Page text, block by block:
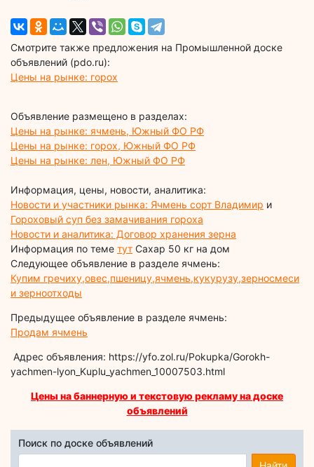
Смотрите также предложения на Промышленной доске
объявлений (pdo.ru):
Цены на рынке: горох
Объявление размещено в разделах:
Цены на рынке: ячмень, Южный ФО РФ
Цены на рынке: горох, Южный ФО РФ
Цены на рынке: лен, Южный ФО РФ
Информация, цены, новости, аналитика:
Новости и участники рынка: Ячмень сорт Владимир и
Гороховый суп без замачивания гороха
Новости и аналитика: Договор хранения зерна
Информация по теме тут Сахар 50 кг на дом
Следующее объявление в разделе ячмень:
Купим гречиху,овес,пшеницу,ячмень,кукурузу,зерносмеси
и зерноотходы
Предыдущее объявление в разделе ячмень:
Продам ячмень
Адрес объявления: https://yfo.zol.ru/Pokupka/Gorokh-
yachmen-lyon_Kuplu_yachmen_10007503.html
Цены на баннерную и текстовую рекламу на доске
объявлений
Поиск по доске объявлений